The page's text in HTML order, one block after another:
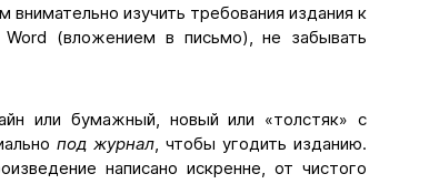
изучить требования издания к
(вложением в письмо), не забывать
или бумажный, новый или «толстяк» с
под журнал, чтобы угодить изданию.
написано искренне, от чистого